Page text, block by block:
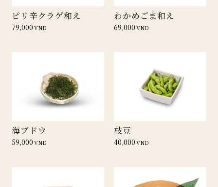
ピリ辛クラゲ和え
79,000VND
わかめごま和え
69,000VND
海ブドウ
59,000VND
枝豆
40,000VND